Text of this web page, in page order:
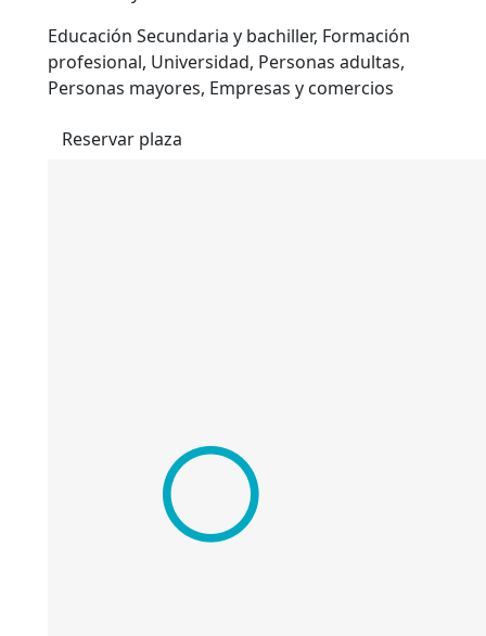
Educación Secundaria y bachiller, Formación
profesional, Universidad, Personas adultas,
Personas mayores, Empresas y comercios
Reservar plaza